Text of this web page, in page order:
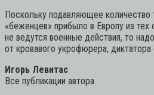
Поскольку подавляющее количество
«беженцев» прибыло в Европу из тех
не ведутся военные действия, то
от кровавого укрофюрера, диктатора
Игорь Левитас
Все публикации автора